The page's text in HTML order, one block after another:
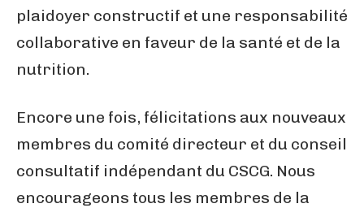
plaidoyer constructif et une responsabilité
collaborative en faveur de la santé et de la
nutrition.
Encore une fois, félicitations aux nouveaux
membres du comité directeur et du conseil
consultatif indépendant du CSCG. Nous
encourageons tous les membres de la